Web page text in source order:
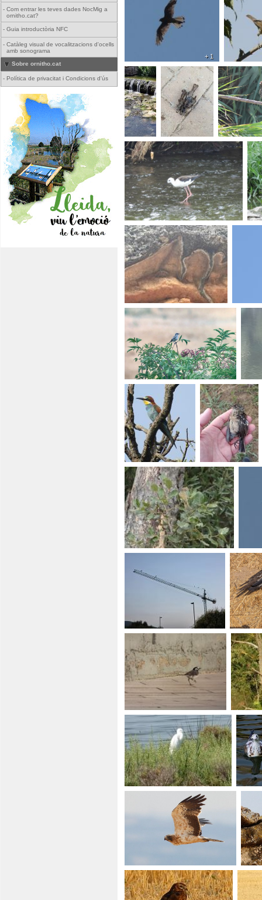
- Com entrar les teves dades NocMig a
ornitho.cat?
- Guia introductòria NFC
- Catàleg visual de vocalitzacions d'ocells
amb sonograma
Sobre ornitho.cat
- Política de privacitat i Condicions d'ús
+ 1